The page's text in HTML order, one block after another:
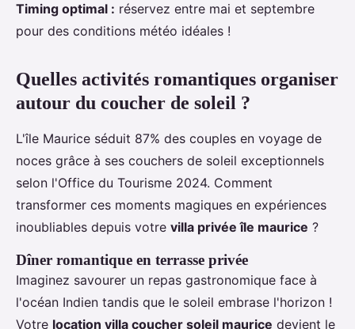
Timing optimal : réservez entre mai et septembre
pour des conditions météo idéales !
Quelles activités romantiques organiser
autour du coucher de soleil ?
L'île Maurice séduit 87% des couples en voyage de
noces grâce à ses couchers de soleil exceptionnels
selon l'Office du Tourisme 2024. Comment
transformer ces moments magiques en expériences
inoubliables depuis votre villa privée île maurice ?
Dîner romantique en terrasse privée
Imaginez savourer un repas gastronomique face à
l'océan Indien tandis que le soleil embrase l'horizon !
Votre location villa coucher soleil maurice devient le